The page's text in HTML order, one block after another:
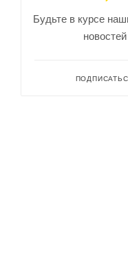
Будьте в курсе
новостей